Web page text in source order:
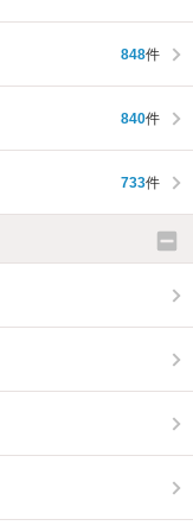
848件
840件
733件